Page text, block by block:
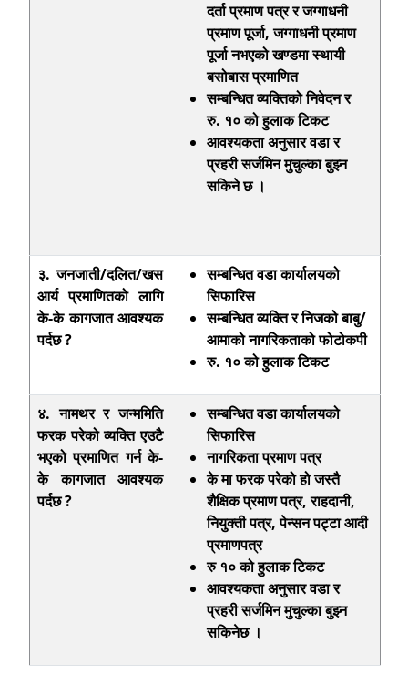
दर्ता प्रमाण पत्र र जग्गाधनी
प्रमाण पूर्जा, जग्गाधनी प्रमाण
पूर्जा नभएको खण्डमा स्थायी
बसोबास प्रमाणित
सम्बन्धित व्यक्तिको निवेदन र
रु. १० को हुलाक टिकट
आवश्यकता अनुसार वडा र
प्रहरी सर्जमिन मुचुल्का बुझ्न
सकिने छ ।
३. जनजाती/दलित/खस
आर्य प्रमाणितको लागि
के-के कागजात आवश्यक
पर्दछ ?
सम्बन्धित वडा कार्यालयको
सिफारिस
सम्बन्धित व्यक्ति र निजको बाबु/
आमाको नागरिकताको फोटोकपी
रु. १० को हुलाक टिकट
४. नामथर र जन्ममिति
फरक परेको व्यक्ति एउटै
भएको प्रमाणित गर्न के-
के कागजात आवश्यक
पर्दछ ?
सम्बन्धित वडा कार्यालयको
सिफारिस
नागरिकता प्रमाण पत्र
के मा फरक परेको हो जस्तै
शैक्षिक प्रमाण पत्र, राहदानी,
नियुक्ती पत्र, पेन्सन पट्टा आदी
प्रमाणपत्र
रु १० को हुलाक टिकट
आवश्यकता अनुसार वडा र
प्रहरी सर्जमिन मुचुल्का बुझ्न
सकिनेछ ।